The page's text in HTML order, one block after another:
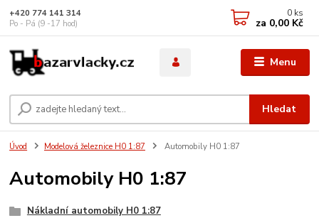
Menu
Hledat
+420 774 141 314
Po - Pá (9 -17 hod)
0 ks
za 0,00 Kč
Úvod Modelová železnice H0 1:87 Automobily H0 1:87
Automobily H0 1:87
Nákladní automobily H0 1:87